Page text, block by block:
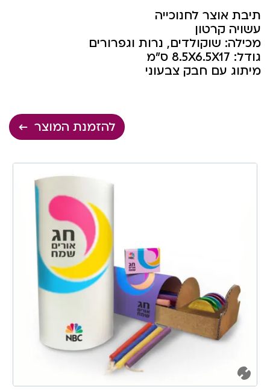
תיבת אוצר לחנוכייה
עשויה קרטון
מכילה: שוקולדים, נרות וגפרורים
גודל: 8.5X6.5X17 ס”מ
מיתוג עם חבק צבעוני
להזמנת המוצר